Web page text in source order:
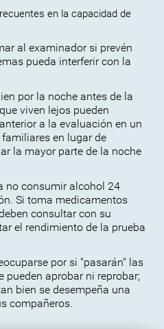
en la capacidad de
al examinador si prevén
pueda interferir con la
por la noche antes de la
viven lejos pueden
a la evaluación en un
en lugar de
la mayor parte de la noche
no consumir alcohol 24
Si toma medicamentos
consultar con su
el rendimiento de la prueba
por si "pasarán" las
pueden aprobar ni reprobar;
bien se desempeña una
compañeros.